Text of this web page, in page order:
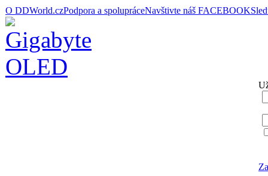
O DDWorld.czPodpora a spolupráceNavštivte náš FACEBOOK